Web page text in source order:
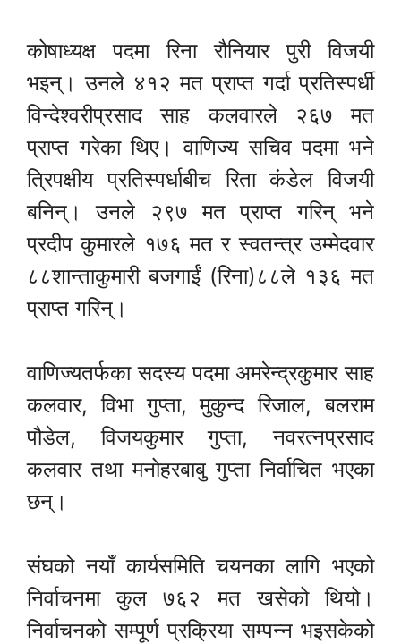
कोषाध्यक्ष पदमा रिना रौनियार पुरी विजयी
भइन्। उनले ४१२ मत प्राप्त गर्दा प्रतिस्पर्धी
विन्देश्वरीप्रसाद साह कलवारले २६७ मत
प्राप्त गरेका थिए। वाणिज्य सचिव पदमा भने
त्रिपक्षीय प्रतिस्पर्धाबीच रिता कंडेल विजयी
बनिन्। उनले २९७ मत प्राप्त गरिन् भने
प्रदीप कुमारले १७६ मत र स्वतन्त्र उम्मेदवार
८८शान्ताकुमारी बजगाईं (रिना)८८ले १३६ मत
प्राप्त गरिन्।
वाणिज्यतर्फका सदस्य पदमा अमरेन्द्रकुमार साह
कलवार, विभा गुप्ता, मुकुन्द रिजाल, बलराम
पौडेल, विजयकुमार गुप्ता, नवरत्नप्रसाद
कलवार तथा मनोहरबाबु गुप्ता निर्वाचित भएका
छन्।
संघको नयाँ कार्यसमिति चयनका लागि भएको
निर्वाचनमा कुल ७६२ मत खसेको थियो।
निर्वाचनको सम्पूर्ण प्रक्रिया सम्पन्न भइसकेको